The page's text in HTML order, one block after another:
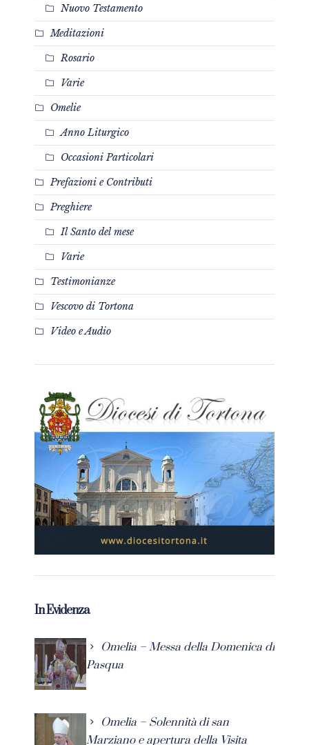
Nuovo Testamento
Meditazioni
Rosario
Varie
Omelie
Anno Liturgico
Occasioni Particolari
Prefazioni e Contributi
Preghiere
Il Santo del mese
Varie
Testimonianze
Vescovo di Tortona
Video e Audio
In Evidenza
Omelia – Messa della Domenica di
Pasqua
Omelia – Solennità di san
Marziano e apertura della Visita